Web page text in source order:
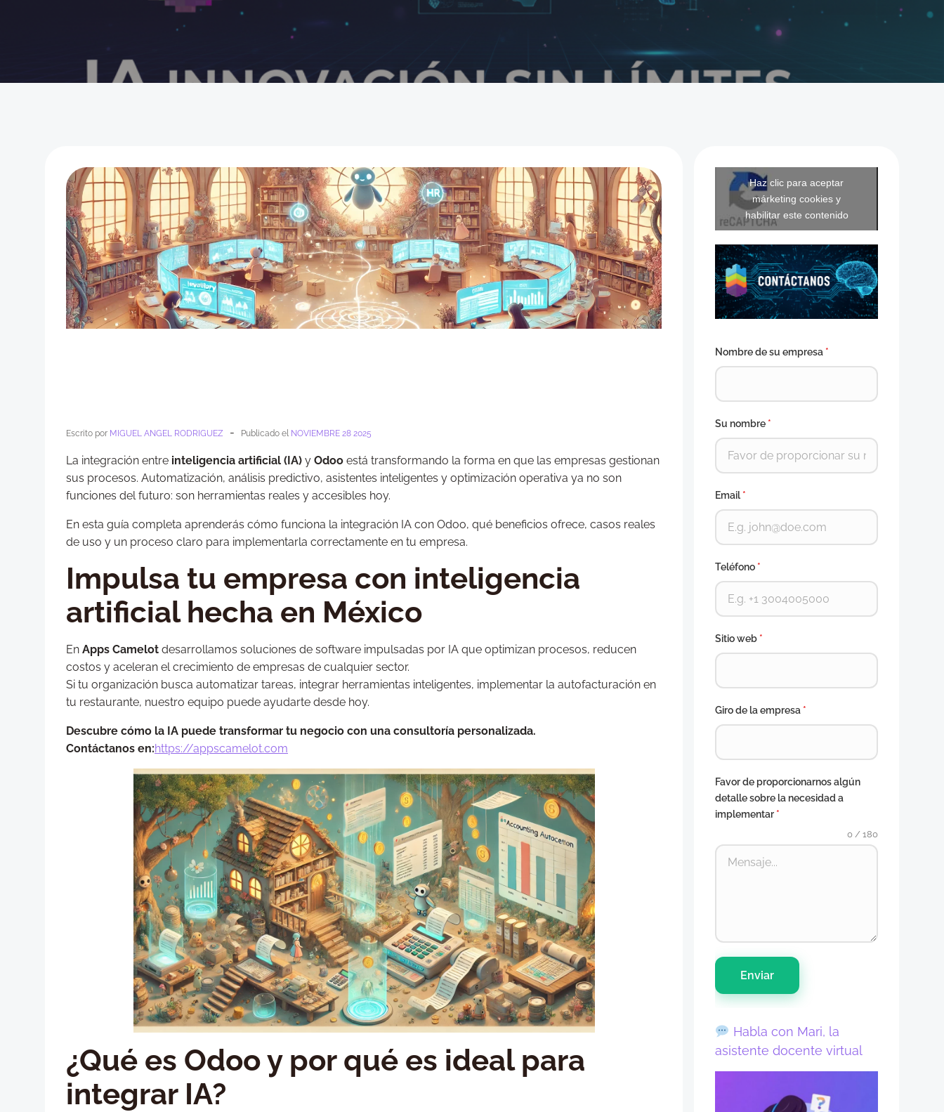
Escrito por MIGUEL ANGEL RODRIGUEZ - Publicado el NOVIEMBRE 28 2025
La integración entre inteligencia artificial (IA) y Odoo está transformando la forma en que las empresas gestionan
sus procesos. Automatización, análisis predictivo, asistentes inteligentes y optimización operativa ya no son
funciones del futuro: son herramientas reales y accesibles hoy.
En esta guía completa aprenderás cómo funciona la integración IA con Odoo, qué beneficios ofrece, casos reales
de uso y un proceso claro para implementarla correctamente en tu empresa.
Impulsa tu empresa con inteligencia
artificial hecha en México
En Apps Camelot desarrollamos soluciones de software impulsadas por IA que optimizan procesos, reducen
costos y aceleran el crecimiento de empresas de cualquier sector.
Si tu organización busca automatizar tareas, integrar herramientas inteligentes, implementar la autofacturación en
tu restaurante, nuestro equipo puede ayudarte desde hoy.
Descubre cómo la IA puede transformar tu negocio con una consultoría personalizada.
Contáctanos en:https://appscamelot.com
¿Qué es Odoo y por qué es ideal para
integrar IA?
Haz clic para aceptar
márketing cookies y
habilitar este contenido
Nombre de su empresa *
Su nombre *
Email*
Teléfono *
Sitio web *
Giro de la empresa *
Favor de proporcionarnos algún
detalle sobre la necesidad a
implementar *
0 / 180
Enviar
Habla con Mari, la
asistente docente virtual